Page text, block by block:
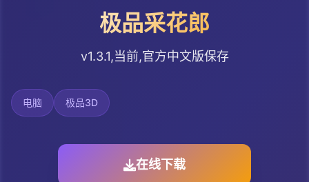
极品采花郎
v1.3.1,当前,官方中文版保存
电脑 极品3D
在线下载